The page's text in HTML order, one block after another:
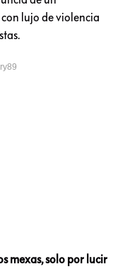
lujo de violencia
mexas, solo por lucir